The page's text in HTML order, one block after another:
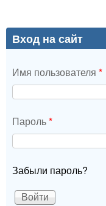
Вход на сайт
Имя пользователя *
Пароль*
Забыли пароль?